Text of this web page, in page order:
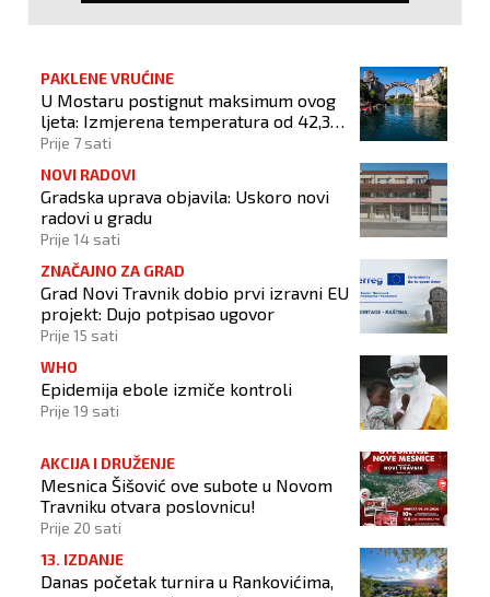
PAKLENE VRUĆINE
U Mostaru postignut maksimum ovog
ljeta: Izmjerena temperatura od 42,3
stupnja Celzijeva
Prije 7 sati
NOVI RADOVI
Gradska uprava objavila: Uskoro novi
radovi u gradu
Prije 14 sati
ZNAČAJNO ZA GRAD
Grad Novi Travnik dobio prvi izravni EU
projekt: Dujo potpisao ugovor
Prije 15 sati
WHO
Epidemija ebole izmiče kontroli
Prije 19 sati
AKCIJA I DRUŽENJE
Mesnica Šišović ove subote u Novom
Travniku otvara poslovnicu!
Prije 20 sati
13. IZDANJE
Danas početak turnira u Rankovićima,